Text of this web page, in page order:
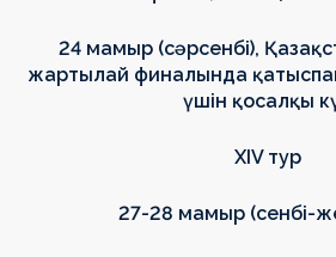
24 мамыр (сәрсенбі),
жартылай финалында
үшін қосалқы
ХIV тур
27-28 мамыр (сенбі-